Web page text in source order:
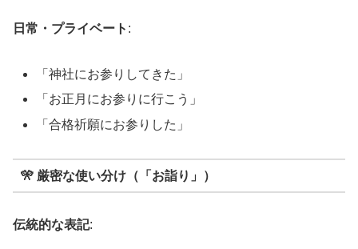
日常・プライベート :
「神社にお参りしてきた」
「お正月にお参りに行こう」
「合格祈願にお参りした」
🎌 厳密な使い分け（「お詣り」）
伝統的な表記: